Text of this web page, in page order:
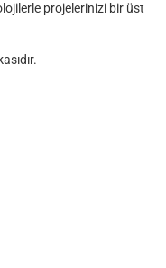
projelerinizi bir üst